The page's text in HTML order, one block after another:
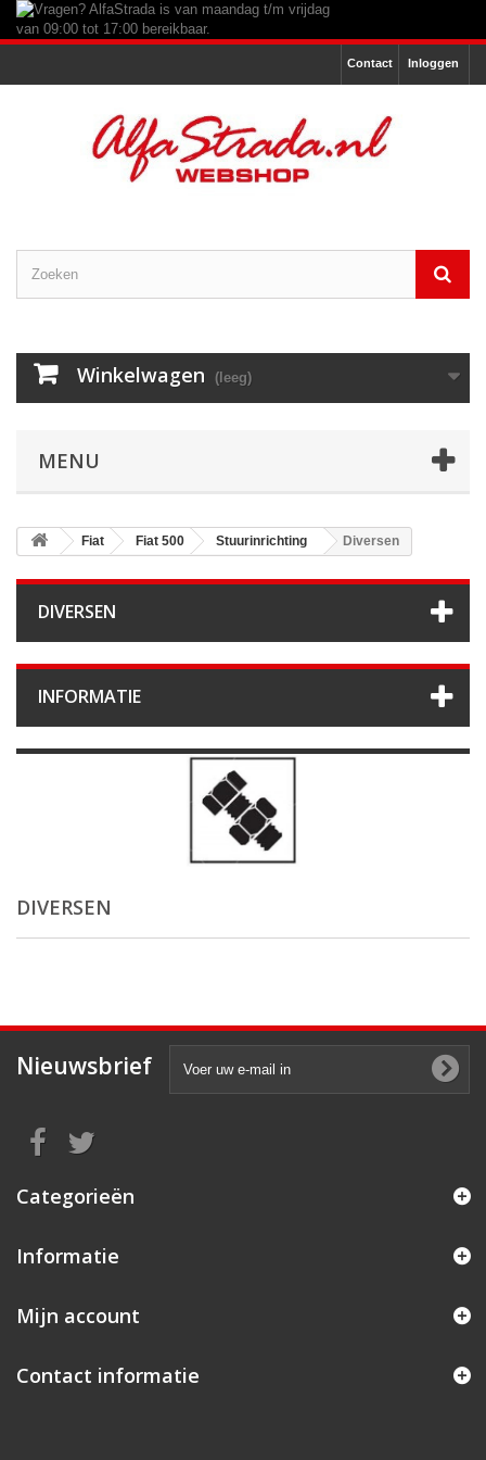
Inloggen
Contact
Winkelwagen (leeg)
MENU
Fiat Fiat 500 Stuurinrichting Diversen
DIVERSEN
INFORMATIE
DIVERSEN
Nieuwsbrief
Categorieën
Informatie
Mijn account
Contact informatie